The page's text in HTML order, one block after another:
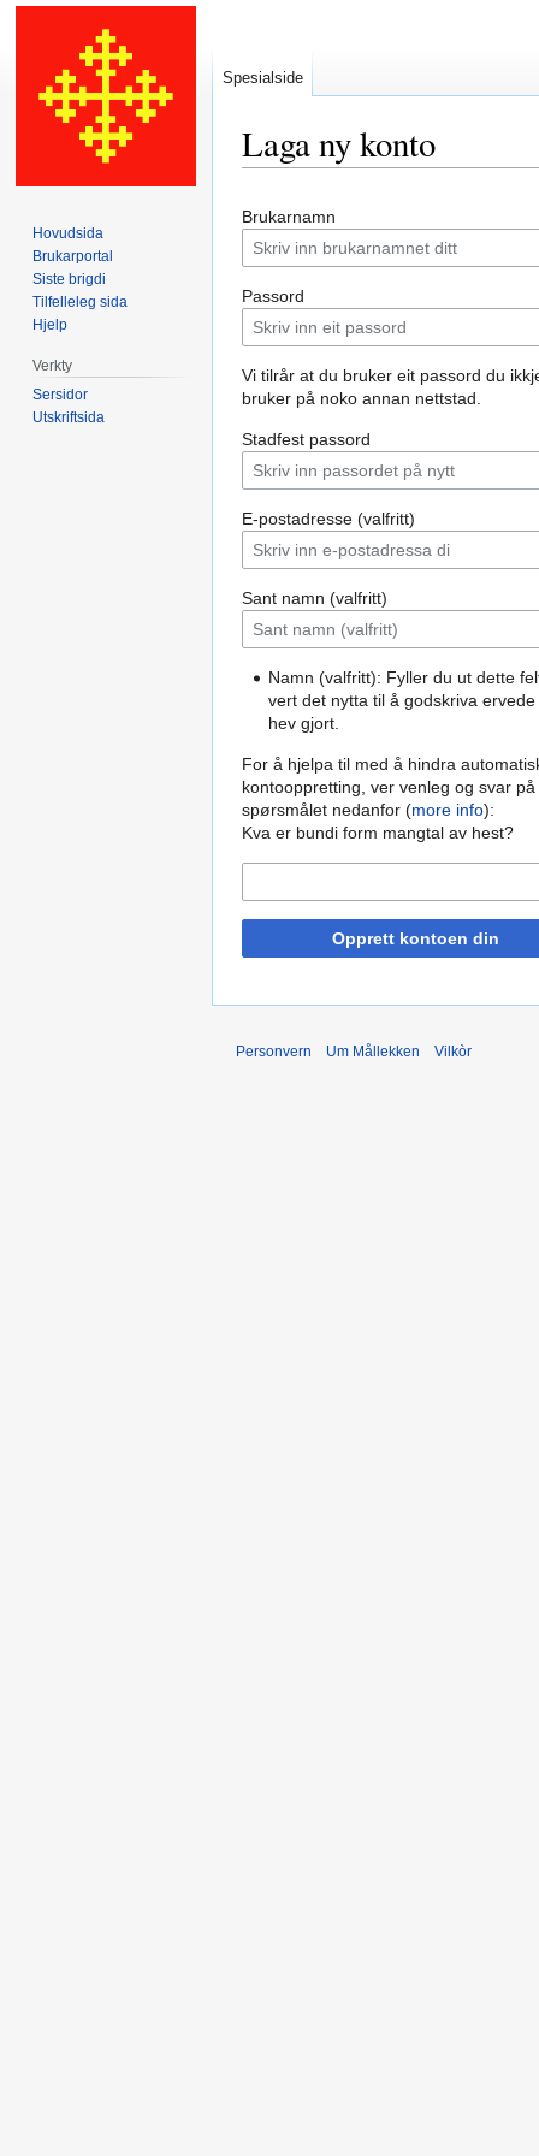
Laga ny konto
til
navigering
til
søk
Brukarnamn
Passord
Vi tilrår at du bruker eit passord du
bruker på noko annan nettstad.
Stadfest passord
E-postadresse (valfritt)
Sant namn (valfritt)
Namn (valfritt): Fyller du ut dette
vert det nytta til å godskriva
hev gjort.
For å hjelpa til med å hindra
kontooppretting, ver venleg og svar på
spørsmålet nedanfor (more info):
Kva er bundi form mangtal av hest?
Opprett kontoen din
Spesialside
Hovudsida
Brukarportal
Siste brigdi
Tilfelleleg sida
Hjelp
Verkty
Sersidor
Utskriftsida
Personvern Um Mållekken Vilkòr